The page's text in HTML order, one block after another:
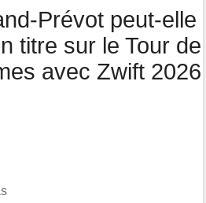
après une nouvelle chute
Prévot peut-elle
titre sur le Tour de
avec Zwift 2026